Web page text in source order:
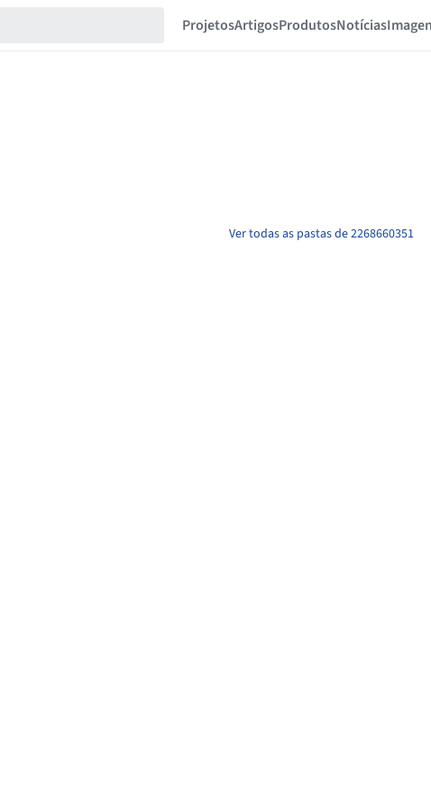
ProjetosArtigosProdutosNotícias
Ver todas as pastas de 2268660351